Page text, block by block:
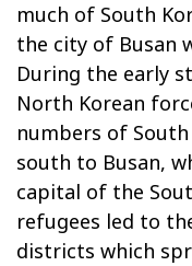
much of South
the city of Busan
During the early
North Korean
numbers of
south to Busan,
capital of the
refugees led to
districts which